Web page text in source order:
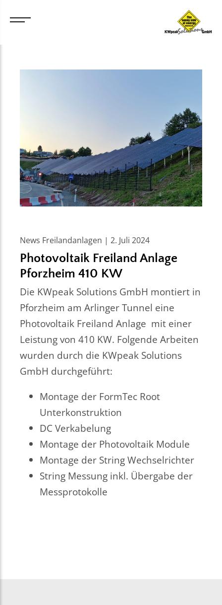
News Freilandanlagen | 2. Juli 2024
Photovoltaik Freiland Anlage
Pforzheim 410 KW
Die KWpeak Solutions GmbH montiert in
Pforzheim am Arlinger Tunnel eine
Photovoltaik Freiland Anlage mit einer
Leistung von 410 KW. Folgende Arbeiten
wurden durch die KWpeak Solutions
GmbH durchgeführt:
Montage der FormTec Root
Unterkonstruktion
DC Verkabelung
Montage der Photovoltaik Module
Montage der String Wechselrichter
String Messung inkl. Übergabe der
Messprotokolle